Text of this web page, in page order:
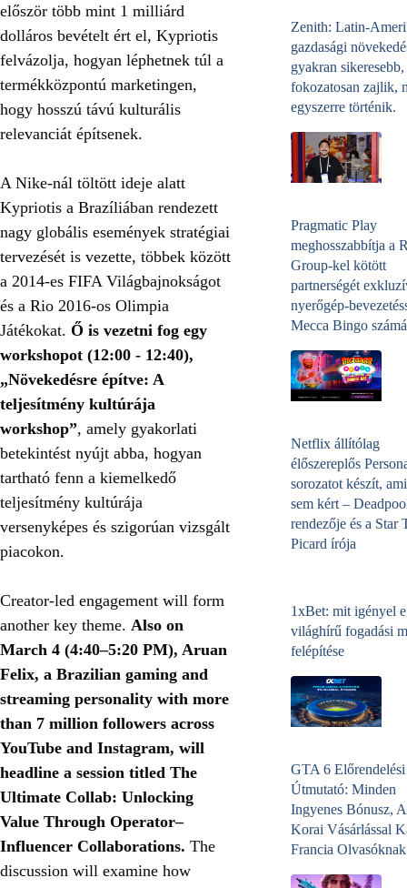
először több mint 1 milliárd
dolláros bevételt ért el, Kypriotis
felvázolja, hogyan léphetnek túl a
termékközpontú marketingen,
hogy hosszú távú kulturális
relevanciát építsenek.
A Nike-nál töltött ideje alatt
Kypriotis a Brazíliában rendezett
nagy globális események stratégiai
tervezését is vezette, többek között
a 2014-es FIFA Világbajnokságot
és a Rio 2016-os Olimpia
Játékokat. Ő is vezetni fog egy
workshopot (12:00 - 12:40),
„Növekedésre építve: A
teljesítmény kultúrája
workshop”, amely gyakorlati
betekintést nyújt abba, hogyan
tartható fenn a kiemelkedő
teljesítmény kultúrája
versenyképes és szigorúan vizsgált
piacokon.
Creator-led engagement will form
another key theme. Also on
March 4 (4:40–5:20 PM), Aruan
Felix, a Brazilian gaming and
streaming personality with more
than 7 million followers across
YouTube and Instagram, will
headline a session titled The
Ultimate Collab: Unlocking
Value Through Operator–
Influencer Collaborations. The
discussion will examine how
Zenith: Latin-
gazdasági
gyakran sikeresebb,
fokozatosan zajlik,
egyszerre történik.
Pragmatic Play
meghosszabbítja a
Group-kel kötött
partnerségét
nyerőgép-
Mecca Bingo
Netflix állítólag
élőszereplős
sorozatot készít,
sem kért –
rendezője és a Star
Picard írója
1xBet: mit igényel
világhírű fogadási
felépítése
GTA 6 Előrendelési
Útmutató: Minden
Ingyenes Bónusz,
Korai Vásárlással
Francia Olvasóknak